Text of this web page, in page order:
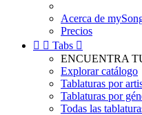
Acerca de
Precios
  Tabs 
ENCUENTRA
Explorar catálogo
Tablaturas por
Tablaturas por
Todas las